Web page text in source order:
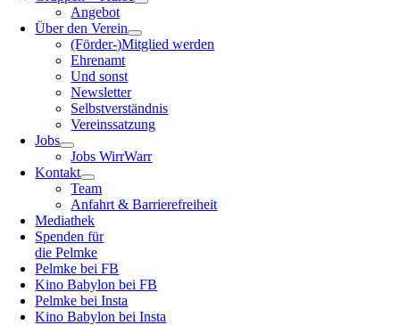
Angebot
Über den Verein
(Förder-)Mitglied werden
Ehrenamt
Und sonst
Newsletter
Selbstverständnis
Vereinssatzung
Jobs
Jobs WirrWarr
Kontakt
Team
Anfahrt & Barrierefreiheit
Mediathek
Spenden für
die Pelmke
Pelmke bei FB
Kino Babylon bei FB
Pelmke bei Insta
Kino Babylon bei Insta